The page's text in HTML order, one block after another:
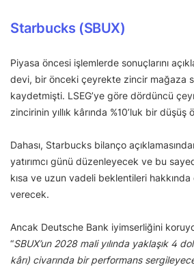
Starbucks (SBUX)
Piyasa öncesi işlemlerde sonuçlarını
devi, bir önceki çeyrekte zincir mağaza
kaydetmişti. LSEG’ye göre dördüncü
zincirinin yıllık kârında %10’luk bir düşüş
Dahası, Starbucks bilanço
yatırımcı günü düzenleyecek ve bu
kısa ve uzun vadeli beklentileri
verecek.
Ancak Deutsche Bank iyimserliğini
“SBUX’un 2028 mali yılında yaklaşık 4
kârı) civarında bir performans